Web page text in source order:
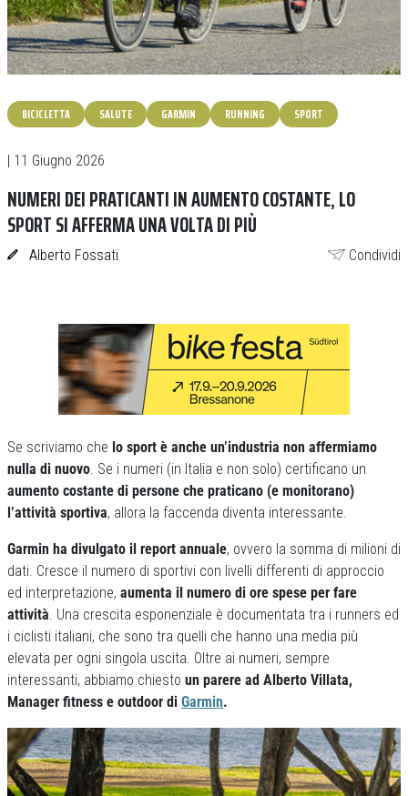
BICICLETTA SALUTE GARMIN RUNNING SPORT
| 11 Giugno 2026
NUMERI DEI PRATICANTI IN AUMENTO COSTANTE, LO
SPORT SI AFFERMA UNA VOLTA DI PIÙ
Alberto Fossati Condividi
Se scriviamo che lo sport è anche un’industria non affermiamo
nulla di nuovo. Se i numeri (in Italia e non solo) certificano un
aumento costante di persone che praticano (e monitorano)
l’attività sportiva, allora la faccenda diventa interessante.
Garmin ha divulgato il report annuale, ovvero la somma di milioni di
dati. Cresce il numero di sportivi con livelli differenti di approccio
ed interpretazione, aumenta il numero di ore spese per fare
attività. Una crescita esponenziale è documentata tra i runners ed
i ciclisti italiani, che sono tra quelli che hanno una media più
elevata per ogni singola uscita. Oltre ai numeri, sempre
interessanti, abbiamo chiesto un parere ad Alberto Villata,
Manager fitness e outdoor di Garmin.